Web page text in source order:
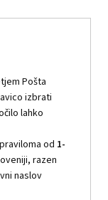
Pošta
izbrati
lahko
od 1-
razen
naslov